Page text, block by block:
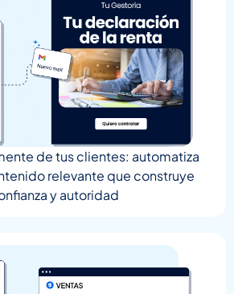
de tus clientes: automatiza
relevante que construye
y autoridad